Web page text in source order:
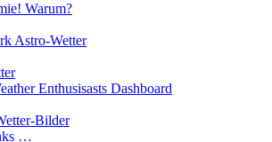
Warum?
Astro-Wetter
Enthusisasts Dashboard
Bilder
…